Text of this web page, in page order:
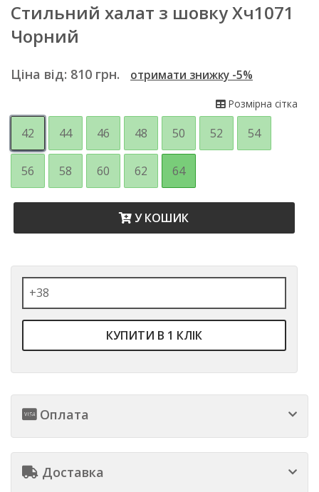
Стильний халат з шовку Хч1071
Чорний
Ціна від: 810 грн. отримати знижку -5%
Розмірна сітка
42 44 46 48 50 52 54
56 58 60 62 64
У КОШИК
КУПИТИ В 1 КЛІК
Оплата
Доставка